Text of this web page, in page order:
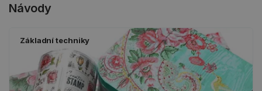
Návody
Základní techniky